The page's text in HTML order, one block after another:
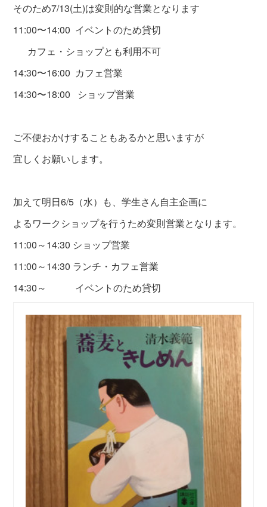
そのため7/13(土)は変則的な営業となります
11:00〜14:00 イベントのため貸切
カフェ・ショップとも利用不可
14:30〜16:00 カフェ営業
14:30〜18:00 ショップ営業
ご不便おかけすることもあるかと思いますが
宜しくお願いします。
加えて明日6/5（水）も、学生さん自主企画に
よるワークショップを行うため変則営業となります。
11:00～14:30 ショップ営業
11:00～14:30 ランチ・カフェ営業
14:30～ イベントのため貸切